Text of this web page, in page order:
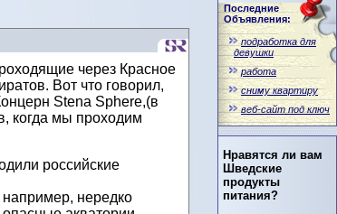
Последние
Объявления:
подработка для
девушки
работа
сниму квартиру
веб-сайт под ключ
Нравятся ли вам
Шведские
продукты
питания?
через Красное
Вот что говорил,
Stena Sphere,(в
когда мы проходим
российские
нередко